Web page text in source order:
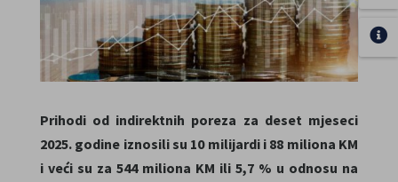
Prihodi od indirektnih poreza za deset mjeseci
2025. godine iznosili su 10 milijardi i 88 miliona KM
i veći su za 544 miliona KM ili 5,7 % u odnosu na